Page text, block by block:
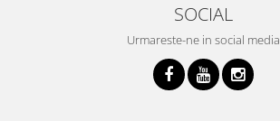
SOCIAL
Urmareste-ne in social media